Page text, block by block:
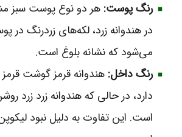
رنگ پوست: هر دو نوع پوست سبز
در هندوانه زرد، لکه‌های زردرنگ در
می‌شود که نشانه بلوغ است.
رنگ داخل: هندوانه قرمز گوشت
دارد، در حالی که هندوانه زرد زرد
است. این تفاوت به دلیل نبود